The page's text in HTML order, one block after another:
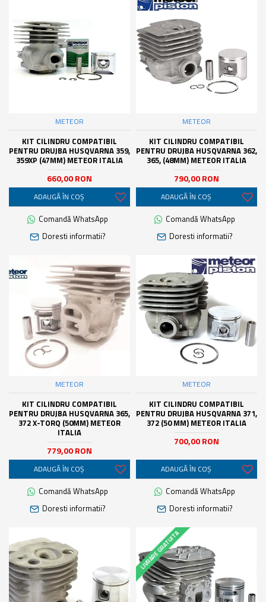
METEOR
KIT CILINDRU COMPATIBIL
PENTRU DRUJBA HUSQVARNA 359,
359XP (47MM) METEOR ITALIA
660,00 RON
ADAUGĂ ÎN COŞ
Comandă WhatsApp
Doresti informatii?
METEOR
KIT CILINDRU COMPATIBIL
PENTRU DRUJBA HUSQVARNA 362,
365, (48MM) METEOR ITALIA
790,00 RON
ADAUGĂ ÎN COŞ
Comandă WhatsApp
Doresti informatii?
METEOR
KIT CILINDRU COMPATIBIL
PENTRU DRUJBA HUSQVARNA 365,
372 X-TORQ (50MM) METEOR
ITALIA
779,00 RON
ADAUGĂ ÎN COŞ
Comandă WhatsApp
Doresti informatii?
METEOR
KIT CILINDRU COMPATIBIL
PENTRU DRUJBA HUSQVARNA 371,
372 (50 MM) METEOR ITALIA
700,00 RON
ADAUGĂ ÎN COŞ
Comandă WhatsApp
Doresti informatii?
LIVRARE GRATUITA